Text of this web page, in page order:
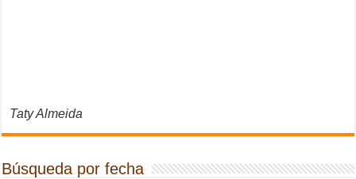
Taty Almeida
Búsqueda por fecha